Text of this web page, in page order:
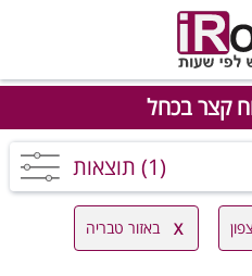
קצר בכחל
(1) תוצאות
באזור טבריה